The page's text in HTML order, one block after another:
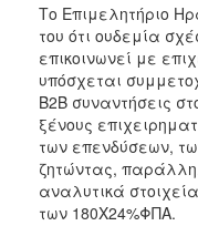
Το Επιμελητήριο
του ότι ουδεμία
επικοινωνεί με
υπόσχεται
Β2Β συναντήσεις
ξένους
των επενδύσεων,
ζητώντας,
αναλυτικά
των 180Χ24%ΦΠΑ.